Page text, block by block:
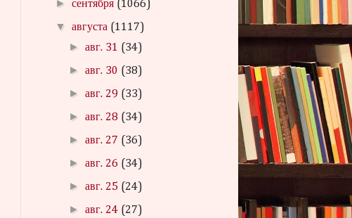
►сентября (1066)
▼августа (1117)
►авг. 31 (34)
►авг. 30 (38)
►авг. 29 (33)
►авг. 28 (34)
►авг. 27 (36)
►авг. 26 (34)
►авг. 25 (24)
►авг. 24 (27)